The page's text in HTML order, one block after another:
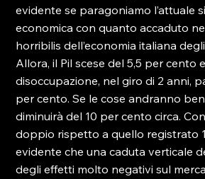
evidente se paragoniamo l’attuale
economica con quanto accaduto
horribilis dell’economia italiana
Allora, il Pil scese del 5,5 per cento
disoccupazione, nel giro di 2 anni,
per cento. Se le cose andranno
diminuirà del 10 per cento circa.
doppio rispetto a quello registrato
evidente che una caduta verticale
degli effetti molto negativi sul